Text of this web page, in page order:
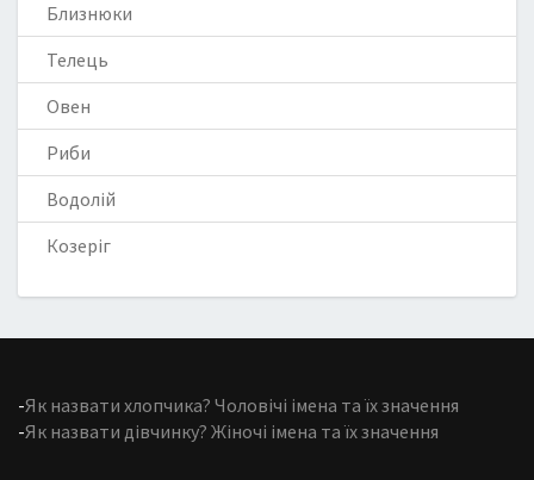
Близнюки
Телець
Овен
Риби
Водолій
Козеріг
-Як назвати хлопчика? Чоловічі імена та їх значення
-Як назвати дівчинку? Жіночі імена та їх значення